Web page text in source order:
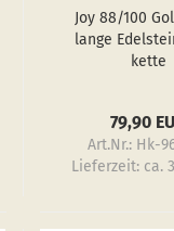
Joy 88/100
lange
ket­te
79,90
Art.Nr.: Hk-
Lieferzeit: ca.